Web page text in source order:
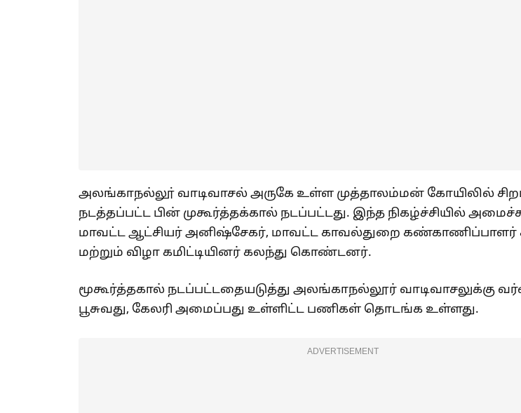
அலங்காநல்லூ் வாடிவாசல் அருகே உள்ள முத்தாலம்மன் கோயிலில்
நடத்தப்பட்ட பின் முகூர்த்தக்கால் நடப்பட்டது. இந்த நிகழ்ச்சியில்
மாவட்ட ஆட்சியர் அனிஷ்சேகர், மாவட்ட காவல்துறை கண்காணிப்பாளர்
மற்றும் விழா கமிட்டியினர் கலந்து கொண்டனர்.
மூகூர்த்தகால் நடப்பட்டதையடுத்து அலங்காநல்லூர் வாடிவாசலுக்கு
பூசுவது, கேலரி அமைப்பது உள்ளிட்ட பணிகள் தொடங்க உள்ளது.
ADVERTISEMENT